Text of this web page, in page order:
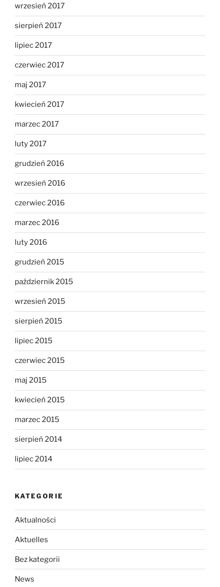
wrzesień 2017
sierpień 2017
lipiec 2017
czerwiec 2017
maj 2017
kwiecień 2017
marzec 2017
luty 2017
grudzień 2016
wrzesień 2016
czerwiec 2016
marzec 2016
luty 2016
grudzień 2015
październik 2015
wrzesień 2015
sierpień 2015
lipiec 2015
czerwiec 2015
maj 2015
kwiecień 2015
marzec 2015
sierpień 2014
lipiec 2014
KATEGORIE
Aktualności
Aktuelles
Bez kategorii
News